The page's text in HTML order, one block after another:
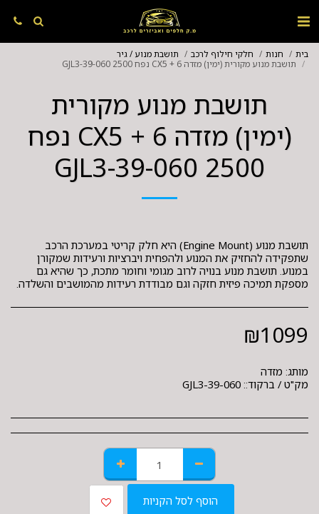
בית חנות חלקי חילוף לרכב
תושבת מנוע / גיר
תושבת מנוע מקורית (ימין) מזדה 6 + CX5 נפח 2500 GJL3-39-060
תושבת מנוע מקורית
(ימין) מזדה 6 + CX5 נפח
2500 GJL3-39-060
תושבת מנוע (Engine Mount) היא חלק קריטי במערכת הרכב
שתפקידה להחזיק את המנוע ולהפחית ויברציות ורעידות שמקורן
במנוע. תושבת מנוע בנויה לרוב מגומי וחומר מתכת, כך שהיא גם
מספקת תמיכה פיזית חזקה וגם מבודדת רעידות מהמושבים והשלדה.
₪1099
מותג: מזדה
מק"ט / ברקוד:: GJL3-39-060
הוסף לסל הקניות